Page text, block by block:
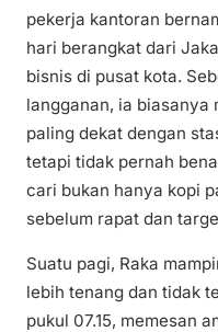
pekerja kantoran
hari berangkat dari
bisnis di pusat kota.
langganan, ia biasanya
paling dekat dengan
tetapi tidak pernah
cari bukan hanya kopi
sebelum rapat dan
Suatu pagi, Raka
lebih tenang dan tidak
pukul 07.15, memesan